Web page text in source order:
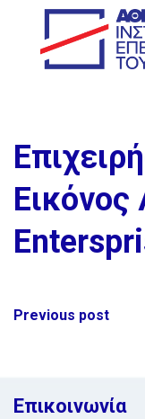
Post
Previous post
Επικοινωνία